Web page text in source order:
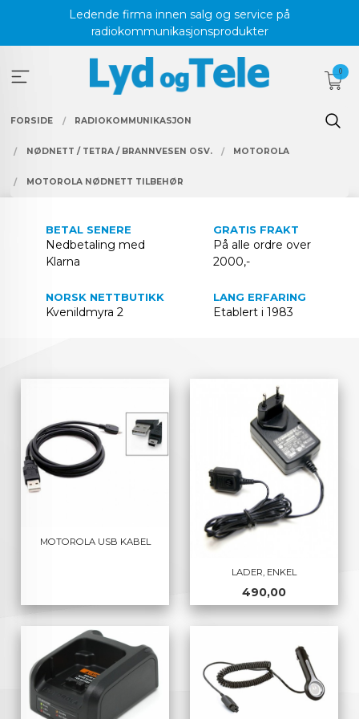
Ledende firma innen salg og service på
radiokommunikasjonsprodukter
0
FORSIDE RADIOKOMMUNIKASJON
NØDNETT / TETRA / BRANNVESEN OSV. MOTOROLA
MOTOROLA NØDNETT TILBEHØR
BETAL SENERE
Nedbetaling med
Klarna
GRATIS FRAKT
På alle ordre over
2000,-
NORSK NETTBUTIKK
Kvenildmyra 2
LANG ERFARING
Etablert i 1983
MOTOROLA USB KABEL
LADER, ENKEL
Pris
490,00